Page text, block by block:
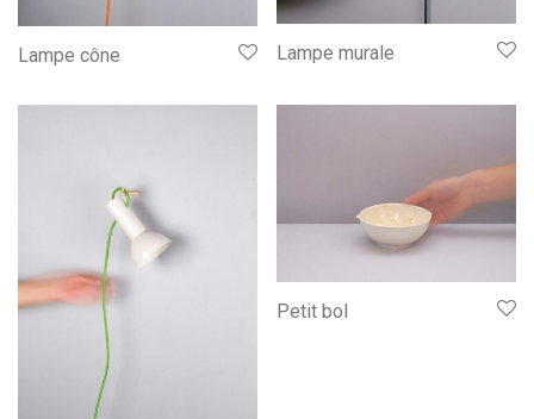
Lampe cône Lampe murale
Petit bol